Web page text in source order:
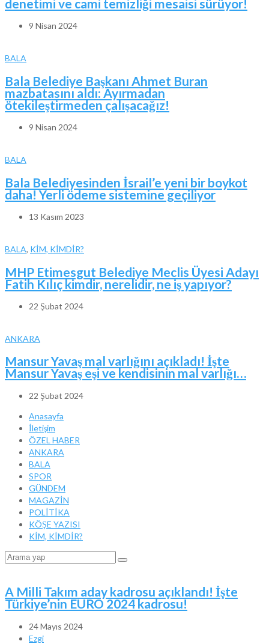
denetimi ve cami temizliği mesaisi sürüyor!
9 Nisan 2024
BALA
Bala Belediye Başkanı Ahmet Buran
mazbatasını aldı: Ayırmadan
ötekileştirmeden çalışacağız!
9 Nisan 2024
BALA
Bala Belediyesinden İsrail’e yeni bir boykot
daha! Yerli ödeme sistemine geçiliyor
13 Kasım 2023
BALA, KİM, KİMDİR?
MHP Etimesgut Belediye Meclis Üyesi Adayı
Fatih Kılıç kimdir, nerelidir, ne iş yapıyor?
22 Şubat 2024
ANKARA
Mansur Yavaş mal varlığını açıkladı! İşte
Mansur Yavaş eşi ve kendisinin mal varlığı…
22 Şubat 2024
Anasayfa
İletişim
ÖZEL HABER
ANKARA
BALA
SPOR
GÜNDEM
MAGAZİN
POLİTİKA
KÖŞE YAZISI
KİM, KİMDİR?
A Milli Takım aday kadrosu açıklandı! İşte
Türkiye’nin EURO 2024 kadrosu!
24 Mayıs 2024
Ezgi